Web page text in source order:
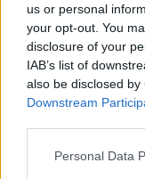
us or personal
your opt-out. You
disclosure of your
IAB’s list of
also be disclosed
Downstream
Please note that
Personal Data
Hmm, možno
zariaďovania
Množstvo
Ázie, cestoval som
som strávil dosť
prvky a všetko